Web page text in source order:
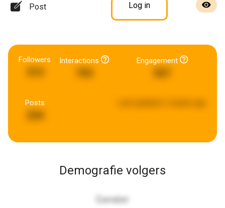
Post Log in
Followers Interactions Engagement
Posts
Demografie volgers
Gender